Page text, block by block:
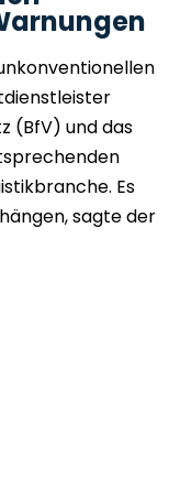
(BfV) und das
Es
sagte der